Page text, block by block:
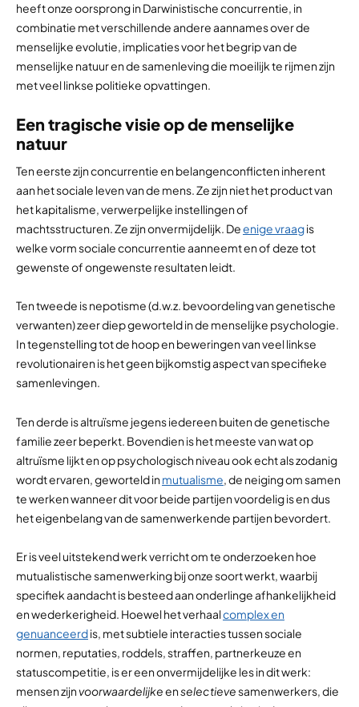
heeft onze oorsprong in Darwinistische concurrentie, in
combinatie met verschillende andere aannames over de
menselijke evolutie, implicaties voor het begrip van de
menselijke natuur en de samenleving die moeilijk te rijmen zijn
met veel linkse politieke opvattingen.
Een tragische visie op de menselijke
natuur
Ten eerste zijn concurrentie en belangenconflicten inherent
aan het sociale leven van de mens. Ze zijn niet het product van
het kapitalisme, verwerpelijke instellingen of
machtsstructuren. Ze zijn onvermijdelijk. Deenige vraagis
welke vorm sociale concurrentie aanneemt en of deze tot
gewenste of ongewenste resultaten leidt.
Ten tweede is nepotisme (d.w.z. bevoordeling van genetische
verwanten) zeer diep geworteld in de menselijke psychologie.
In tegenstelling tot de hoop en beweringen van veel linkse
revolutionairen is het geen bijkomstig aspect van specifieke
samenlevingen.
Ten derde is altruïsme jegens iedereen buiten de genetische
familie zeer beperkt. Bovendien is het meeste van wat op
altruïsme lijkt en op psychologisch niveau ook echt als zodanig
wordt ervaren, geworteld in mutualisme, de neiging om samen
te werken wanneer dit voor beide partijen voordelig is en dus
het eigenbelang van de samenwerkende partijen bevordert.
Er is veel uitstekend werk verricht om te onderzoeken hoe
mutualistische samenwerking bij onze soort werkt, waarbij
specifiek aandacht is besteed aan onderlinge afhankelijkheid
en wederkerigheid. Hoewel het verhaalcomplex en
genuanceerdis, met subtiele interacties tussen sociale
normen, reputaties, roddels, straffen, partnerkeuze en
statuscompetitie, is er een onvermijdelijke les in dit werk:
mensen zijnvoorwaardelijkeenselectievesamenwerkers, die